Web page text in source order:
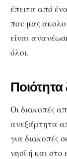
έπειτα από
που μας
είναι
όλοι.
Οι διακοπές
ανεξάρτητα
για διακοπές
νησί ή και στο